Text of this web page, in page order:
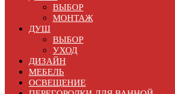
ВЫБОР
МОНТАЖ
ДУШ
ВЫБОР
УХОД
ДИЗАЙН
МЕБЕЛЬ
ОСВЕЩЕНИЕ